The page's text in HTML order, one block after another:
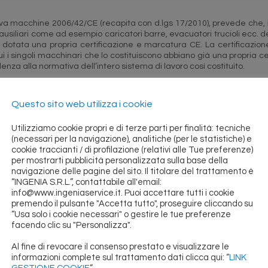
macchine 2006/42/CE (recapita con d.lgs 17/2010), prevede
come ad esempio caricatori barre, evacuatori trucioli ecc.
dotata una propria certificazione e marcatura CE. La
i singoli macchinari che lo costituiscono abbiano già una propria
alla normativa dell’intero sistema di lavoro così costituito.
il supporto di ingegneri specializzati può effettuare il servizio di
la certificazione di isole di lavoro costituite da
di macchine utensili costruite prima dell’entrata in vigore
della certificazione è essenziale inoltre in caso di
l’ ART. 11 del DPR n° 459 il venditore deve farsi carico
la consegna.
dei nostri ingegneri verifichiamo dapprima lo stato della
struttura meccanica, al fine di definire le modifiche da
alla normativa vigente.
consiste nell’elaborare un preventivo per l’esecuzione
Questo sito web utilizza i cookie
Utilizziamo cookie propri e di terze parti per finalità: tecniche
(necessari per la navigazione), analitiche (per le statistiche) e
cookie traccianti / di profilazione (relativi alle Tue preferenze)
per mostrarti pubblicità personalizzata sulla base della
navigazione delle pagine del sito. Il titolare del trattamento è
“INGENIA S.R.L.”, contattabile all'email:
info@www.ingeniaservice.it. Puoi accettare tutti i cookie
premendo il pulsante "Accetta tutto", proseguire cliccando su
“Usa solo i cookie necessari" o gestire le tue preferenze
facendo clic su "Personalizza".
Al fine di revocare il consenso prestato e visualizzare le
informazioni complete sul trattamento dati clicca qui: “LINK